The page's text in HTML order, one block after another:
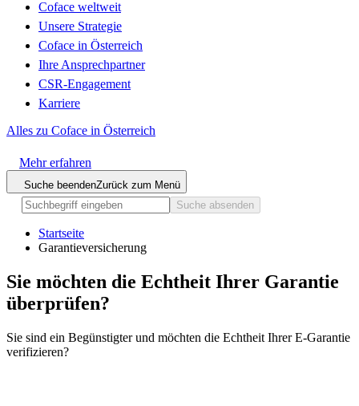
Coface weltweit
Unsere Strategie
Coface in Österreich
Ihre Ansprechpartner
CSR-Engagement
Karriere
Alles zu Coface in Österreich
Mehr erfahren
Suche beendenZurück zum Menü
Suche absenden
Startseite
Garantieversicherung
Sie möchten die Echtheit Ihrer Garantie
überprüfen?
Sie sind ein Begünstigter und möchten die Echtheit Ihrer E-Garantie
verifizieren?